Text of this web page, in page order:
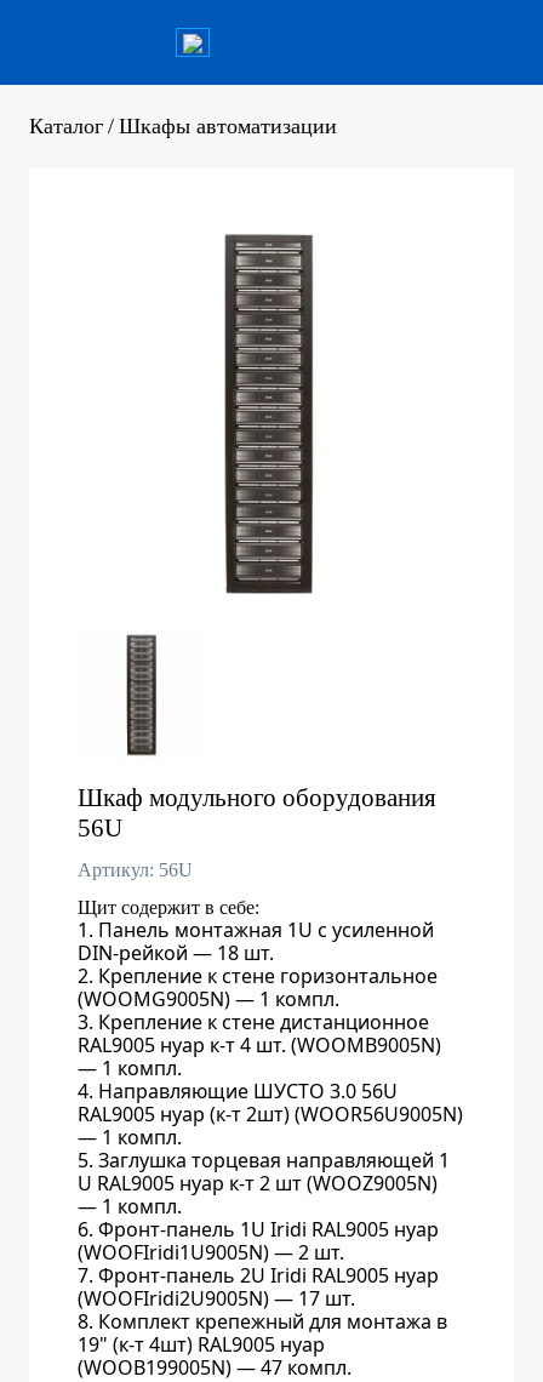
Каталог / Шкафы автоматизации
Шкаф модульного оборудования
56U
Артикул: 56U
Щит содержит в себе:
Панель монтажная 1U с усиленной
DIN-рейкой — 18 шт.
Крепление к стене горизонтальное
(WOOMG9005N) — 1 компл.
Крепление к стене дистанционное
RAL9005 нуар к-т 4 шт. (WOOMB9005N)
— 1 компл.
Направляющие ШУСТО 3.0 56U
RAL9005 нуар (к-т 2шт) (WOOR56U9005N)
— 1 компл.
Заглушка торцевая направляющей 1
U RAL9005 нуар к-т 2 шт (WOOZ9005N)
— 1 компл.
Фронт-панель 1U Iridi RAL9005 нуар
(WOOFIridi1U9005N) — 2 шт.
Фронт-панель 2U Iridi RAL9005 нуар
(WOOFIridi2U9005N) — 17 шт.
Комплект крепежный для монтажа в
19" (к-т 4шт) RAL9005 нуар
(WOOB199005N) — 47 компл.